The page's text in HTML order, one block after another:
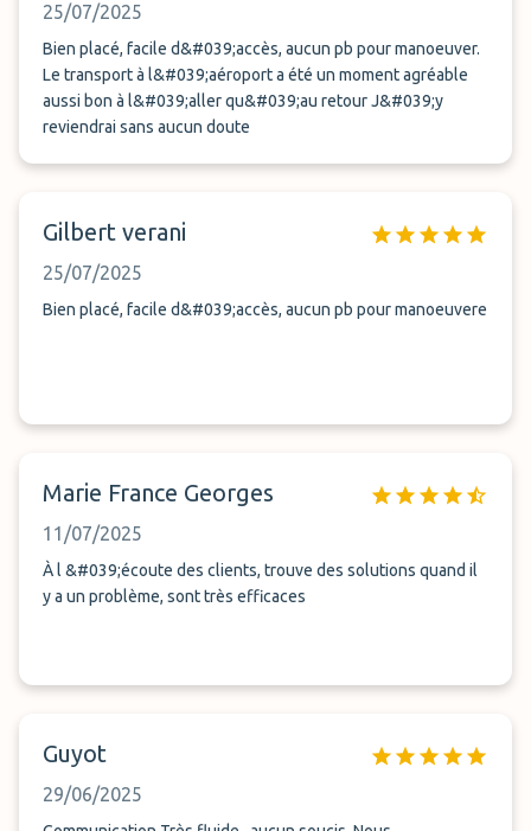
25/07/2025
Bien placé, facile d&#039;accès, aucun pb pour manoeuver.
Le transport à l&#039;aéroport a été un moment agréable
aussi bon à l&#039;aller qu&#039;au retour J&#039;y
reviendrai sans aucun doute
Gilbert verani
25/07/2025
Bien placé, facile d&#039;accès, aucun pb pour manoeuvere
Marie France Georges
11/07/2025
À l &#039;écoute des clients, trouve des solutions quand il
y a un problème, sont très efficaces
Guyot
29/06/2025